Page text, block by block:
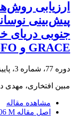
ارزیابی
پیش‌بینی
جنوبی دریای
GRACE و GRACE-FO
دوره 77، شماره 3، پاییز 1403، صفحه
مبین افتخاری، مهدی
مشاهده مقاله
اصل مقاله M